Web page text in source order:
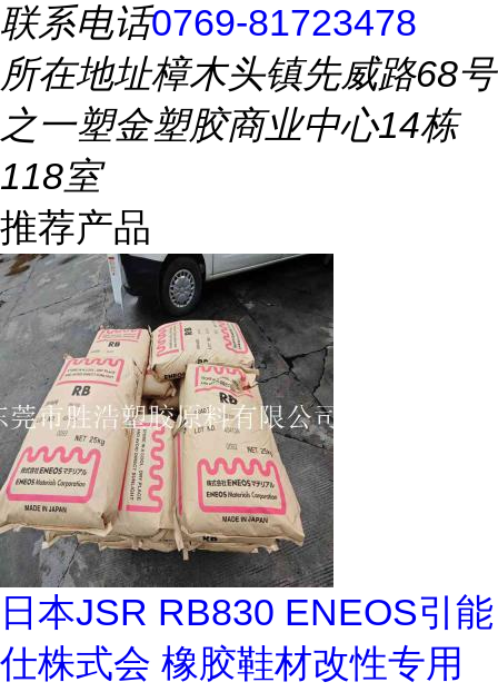
联系电话0769-81723478
所在地址樟木头镇先威路68号
之一塑金塑胶商业中心14栋
118室
推荐产品
日本JSR RB830 ENEOS引能
仕株式会 橡胶鞋材改性专用